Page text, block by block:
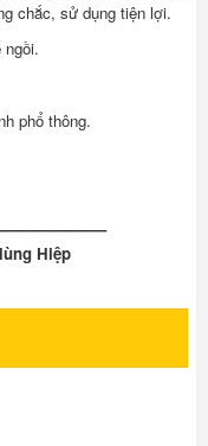
chắc, sử dụng tiện lợi.
ngồi.
phổ thông.
Hiệp